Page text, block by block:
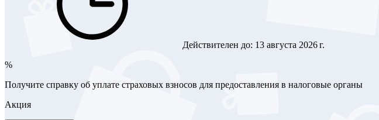
Действителен до: 13 августа 2026 г.
%
Получите справку об уплате страховых взносов для предоставления в налоговые органы
Акция